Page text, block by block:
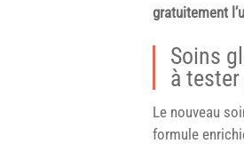
gratuitement
Soins
à
Le nouveau
formule